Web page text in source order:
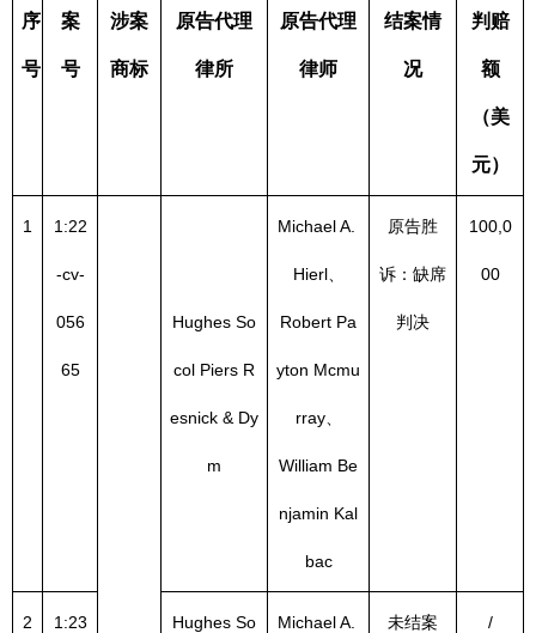
序
号
案
号
涉案
商标
原告代理
律所
原告代理
律师
结案情
况
判赔
额
（美
元）
1 1:22
-cv-
056
65
Hughes So
col Piers R
esnick & Dy
m
Michael A.
Hierl、
Robert Pa
yton Mcmu
rray、
William Be
njamin Kal
bac
原告胜
诉：缺席
判决
100,0
00
2 1:23 Hughes So Michael A. 未结案 /